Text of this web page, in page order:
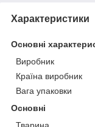
Характеристики
Основні
Виробник
Країна виробник
Вага упаковки
Основні
Тварина